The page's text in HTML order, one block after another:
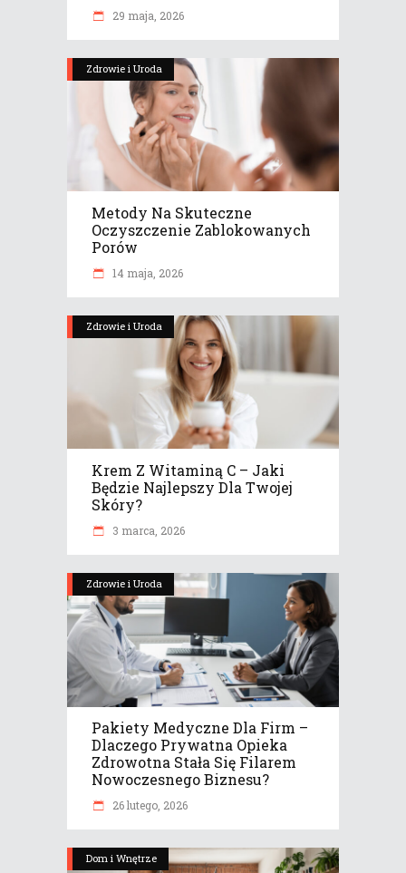
29 maja, 2026
Zdrowie i Uroda
Metody Na Skuteczne
Oczyszczenie Zablokowanych
Porów
14 maja, 2026
Zdrowie i Uroda
Krem Z Witaminą C – Jaki
Będzie Najlepszy Dla Twojej
Skóry?
3 marca, 2026
Zdrowie i Uroda
Pakiety Medyczne Dla Firm –
Dlaczego Prywatna Opieka
Zdrowotna Stała Się Filarem
Nowoczesnego Biznesu?
26 lutego, 2026
Dom i Wnętrze